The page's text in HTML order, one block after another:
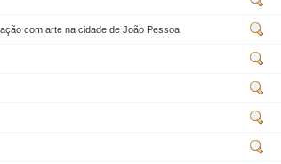
com arte na cidade de João Pessoa